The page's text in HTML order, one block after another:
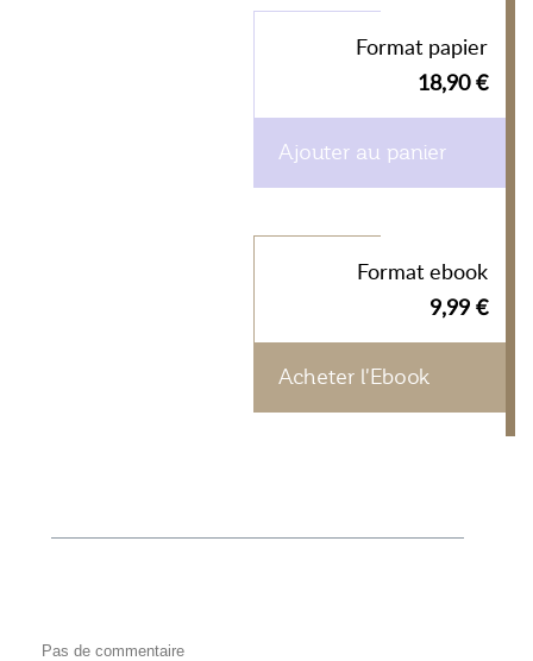
Format papier
18,90 €
Ajouter au panier
Format ebook
9,99 €
Acheter l'Ebook
Pas de commentaire